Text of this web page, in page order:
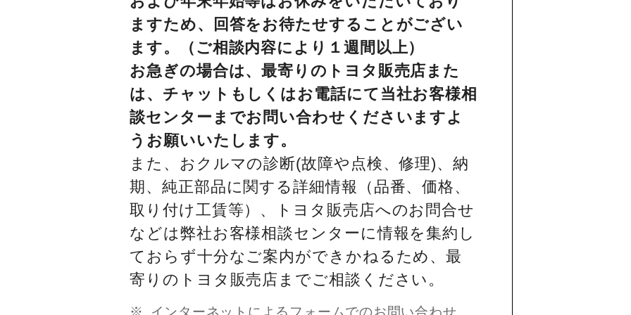
ますため、回答をお待たせすることがござい
ます。（ご相談内容により１週間以上）
お急ぎの場合は、最寄りのトヨタ販売店また
は、チャットもしくはお電話にて当社お客様相
談センターまでお問い合わせくださいますよ
うお願いいたします。
また、おクルマの診断(故障や点検、修理)、納
期、純正部品に関する詳細情報（品番、価格、
取り付け工賃等）、トヨタ販売店へのお問合せ
などは弊社お客様相談センターに情報を集約し
ておらず十分なご案内ができかねるため、最
寄りのトヨタ販売店までご相談ください。
インターネットによるフォームでのお問い合わせ